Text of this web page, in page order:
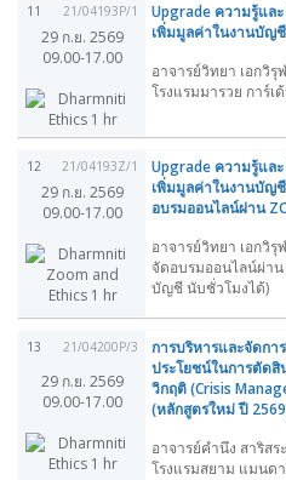
11 21/04193P/1
29 ก.ย. 2569
09.00-17.00
Upgrade ความรู้แล
เพิ่มมูลค่าในงานบัญ
อาจารย์วิทยา เอกวิรุ
โรงแรมมารวย การ์เ
12 21/04193Z/1
29 ก.ย. 2569
09.00-17.00
Upgrade ความรู้แล
เพิ่มมูลค่าในงานบัญ
อบรมออนไลน์ผ่าน
อาจารย์วิทยา เอกวิรุ
จัดอบรมออนไลน์ผ่า
บัญชี นับชั่วโมงได้)
13 21/04200P/3
29 ก.ย. 2569
09.00-17.00
การบริหารและจัดกา
ประโยชน์ในการตัดสิ
วิกฤติ (Crisis
(หลักสูตรใหม่ ปี
อาจารย์คำนึง สาริสระ
โรงแรมสยาม​ แมนด